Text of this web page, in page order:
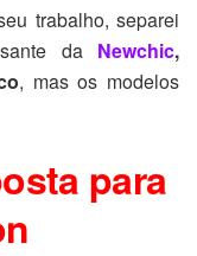
trabalho, separei
da Newchic,
, mas os modelos
para